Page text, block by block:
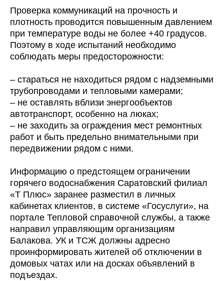
Проверка коммуникаций на прочность и
плотность проводится повышенным давлением
при температуре воды не более +40 градусов.
Поэтому в ходе испытаний необходимо
соблюдать меры предосторожности:
– стараться не находиться рядом с надземными
трубопроводами и тепловыми камерами;
– не оставлять вблизи энергообъектов
автотранспорт, особенно на люках;
– не заходить за ограждения мест ремонтных
работ и быть предельно внимательными при
передвижении рядом с ними.
Информацию о предстоящем ограничении
горячего водоснабжения Саратовский филиал
«Т Плюс» заранее разместил в личных
кабинетах клиентов, в системе «Госуслуги», на
портале Тепловой справочной службы, а также
направил управляющим организациям
Балакова. УК и ТСЖ должны адресно
проинформировать жителей об отключении в
домовых чатах или на досках объявлений в
подъездах.